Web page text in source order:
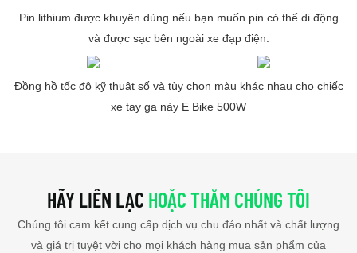
Pin lithium được khuyên dùng nếu bạn muốn pin có thể di động
và được sạc bên ngoài xe đạp điện.
Đồng hồ tốc độ kỹ thuật số và tùy chọn màu khác nhau cho chiếc
xe tay ga này E Bike 500W
HÃY LIÊN LẠC HOẶC THĂM CHÚNG TÔI
Chúng tôi cam kết cung cấp dịch vụ chu đáo nhất và chất lượng
và giá trị tuyệt vời cho mọi khách hàng mua sản phẩm của